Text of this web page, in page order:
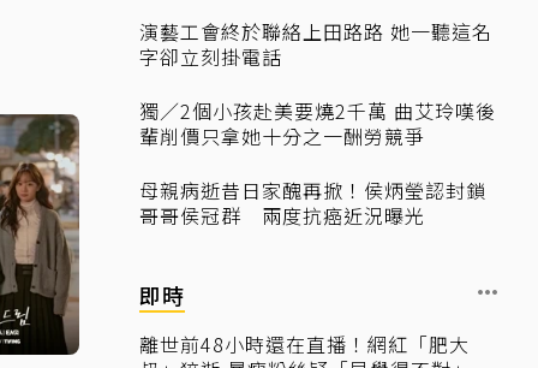
演藝工會終於聯絡上田路路 她一聽這名
字卻立刻掛電話
獨／2個小孩赴美要燒2千萬 曲艾玲嘆後
輩削價只拿她十分之一酬勞競爭
母親病逝昔日家醜再掀！侯炳瑩認封鎖
哥哥侯冠群 兩度抗癌近況曝光
即時
離世前48小時還在直播！網紅「肥大